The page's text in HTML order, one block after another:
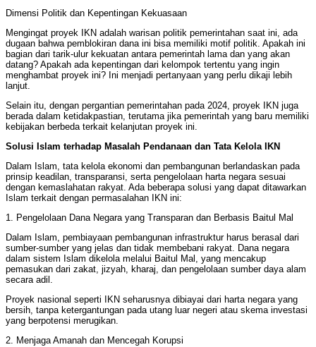
Dimensi Politik dan Kepentingan Kekuasaan
Mengingat proyek IKN adalah warisan politik pemerintahan saat ini, ada
dugaan bahwa pemblokiran dana ini bisa memiliki motif politik. Apakah ini
bagian dari tarik-ulur kekuatan antara pemerintah lama dan yang akan
datang? Apakah ada kepentingan dari kelompok tertentu yang ingin
menghambat proyek ini? Ini menjadi pertanyaan yang perlu dikaji lebih
lanjut.
Selain itu, dengan pergantian pemerintahan pada 2024, proyek IKN juga
berada dalam ketidakpastian, terutama jika pemerintah yang baru memiliki
kebijakan berbeda terkait kelanjutan proyek ini.
Solusi Islam terhadap Masalah Pendanaan dan Tata Kelola IKN
Dalam Islam, tata kelola ekonomi dan pembangunan berlandaskan pada
prinsip keadilan, transparansi, serta pengelolaan harta negara sesuai
dengan kemaslahatan rakyat. Ada beberapa solusi yang dapat ditawarkan
Islam terkait dengan permasalahan IKN ini:
1. Pengelolaan Dana Negara yang Transparan dan Berbasis Baitul Mal
Dalam Islam, pembiayaan pembangunan infrastruktur harus berasal dari
sumber-sumber yang jelas dan tidak membebani rakyat. Dana negara
dalam sistem Islam dikelola melalui Baitul Mal, yang mencakup
pemasukan dari zakat, jizyah, kharaj, dan pengelolaan sumber daya alam
secara adil.
Proyek nasional seperti IKN seharusnya dibiayai dari harta negara yang
bersih, tanpa ketergantungan pada utang luar negeri atau skema investasi
yang berpotensi merugikan.
2. Menjaga Amanah dan Mencegah Korupsi